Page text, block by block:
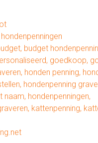
, budget
, goedkoop,
, honden penning,
, hondenpenning
naam, hondenpenningen,
, kattenpenning,